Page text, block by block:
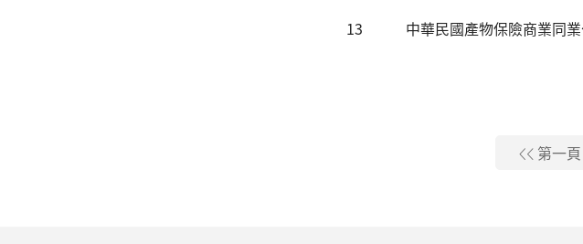
13 中華民國產物保險商業同
第一頁